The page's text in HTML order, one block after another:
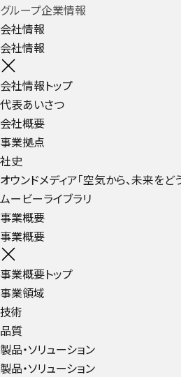
グループ企業情報
会社情報
会社情報
会社情報トップ
代表あいさつ
会社概要
事業拠点
社史
オウンドメディア「空気から、未来をど
ムービーライブラリ
事業概要
事業概要
事業概要トップ
事業領域
技術
品質
製品・ソリューション
製品・ソリューション